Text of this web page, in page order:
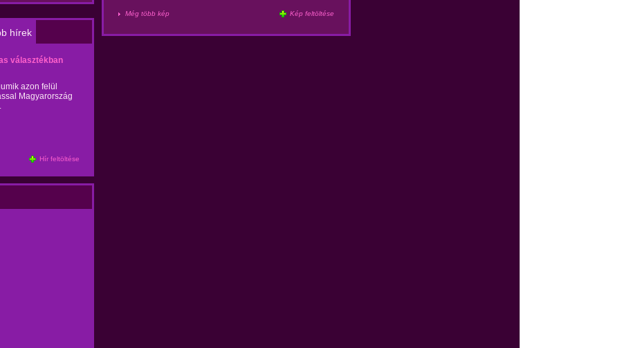
hírek
választékban
azon felül
Magyarország
Hír feltöltése
Még több kép Kép feltöltése